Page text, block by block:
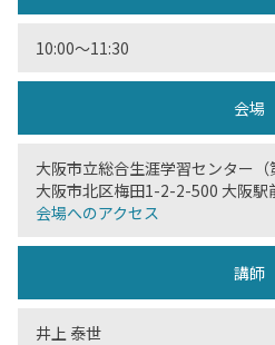
10:00〜11:30
会場
大阪市立総合生涯学習センター（
大阪市北区梅田1-2-2-500 大阪駅
会場へのアクセス
講師
井上 泰世